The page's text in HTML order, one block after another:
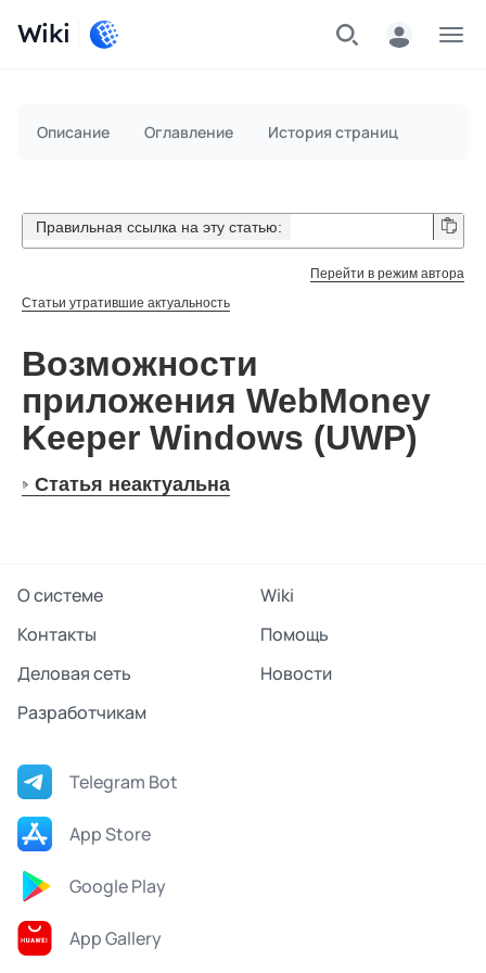
Wiki
Описание Оглавление История страниц
Правильная ссылка на эту статью:
Перейти в режим автора
Статьи утратившие актуальность
Возможности
приложения WebMoney
Keeper Windows (UWP)
Статья неактуальна
О системе
Wiki
Контакты
Помощь
Деловая сеть
Новости
Разработчикам
Telegram Bot
App Store
Google Play
App Gallery